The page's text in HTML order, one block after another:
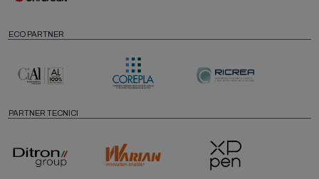
ECO PARTNER
PARTNER TECNICI